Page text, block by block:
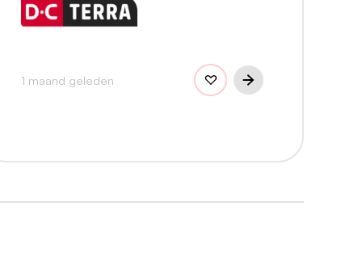
1 maand geleden